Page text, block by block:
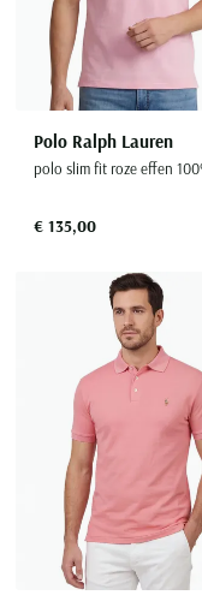
Polo Ralph Lauren
€ 135,00